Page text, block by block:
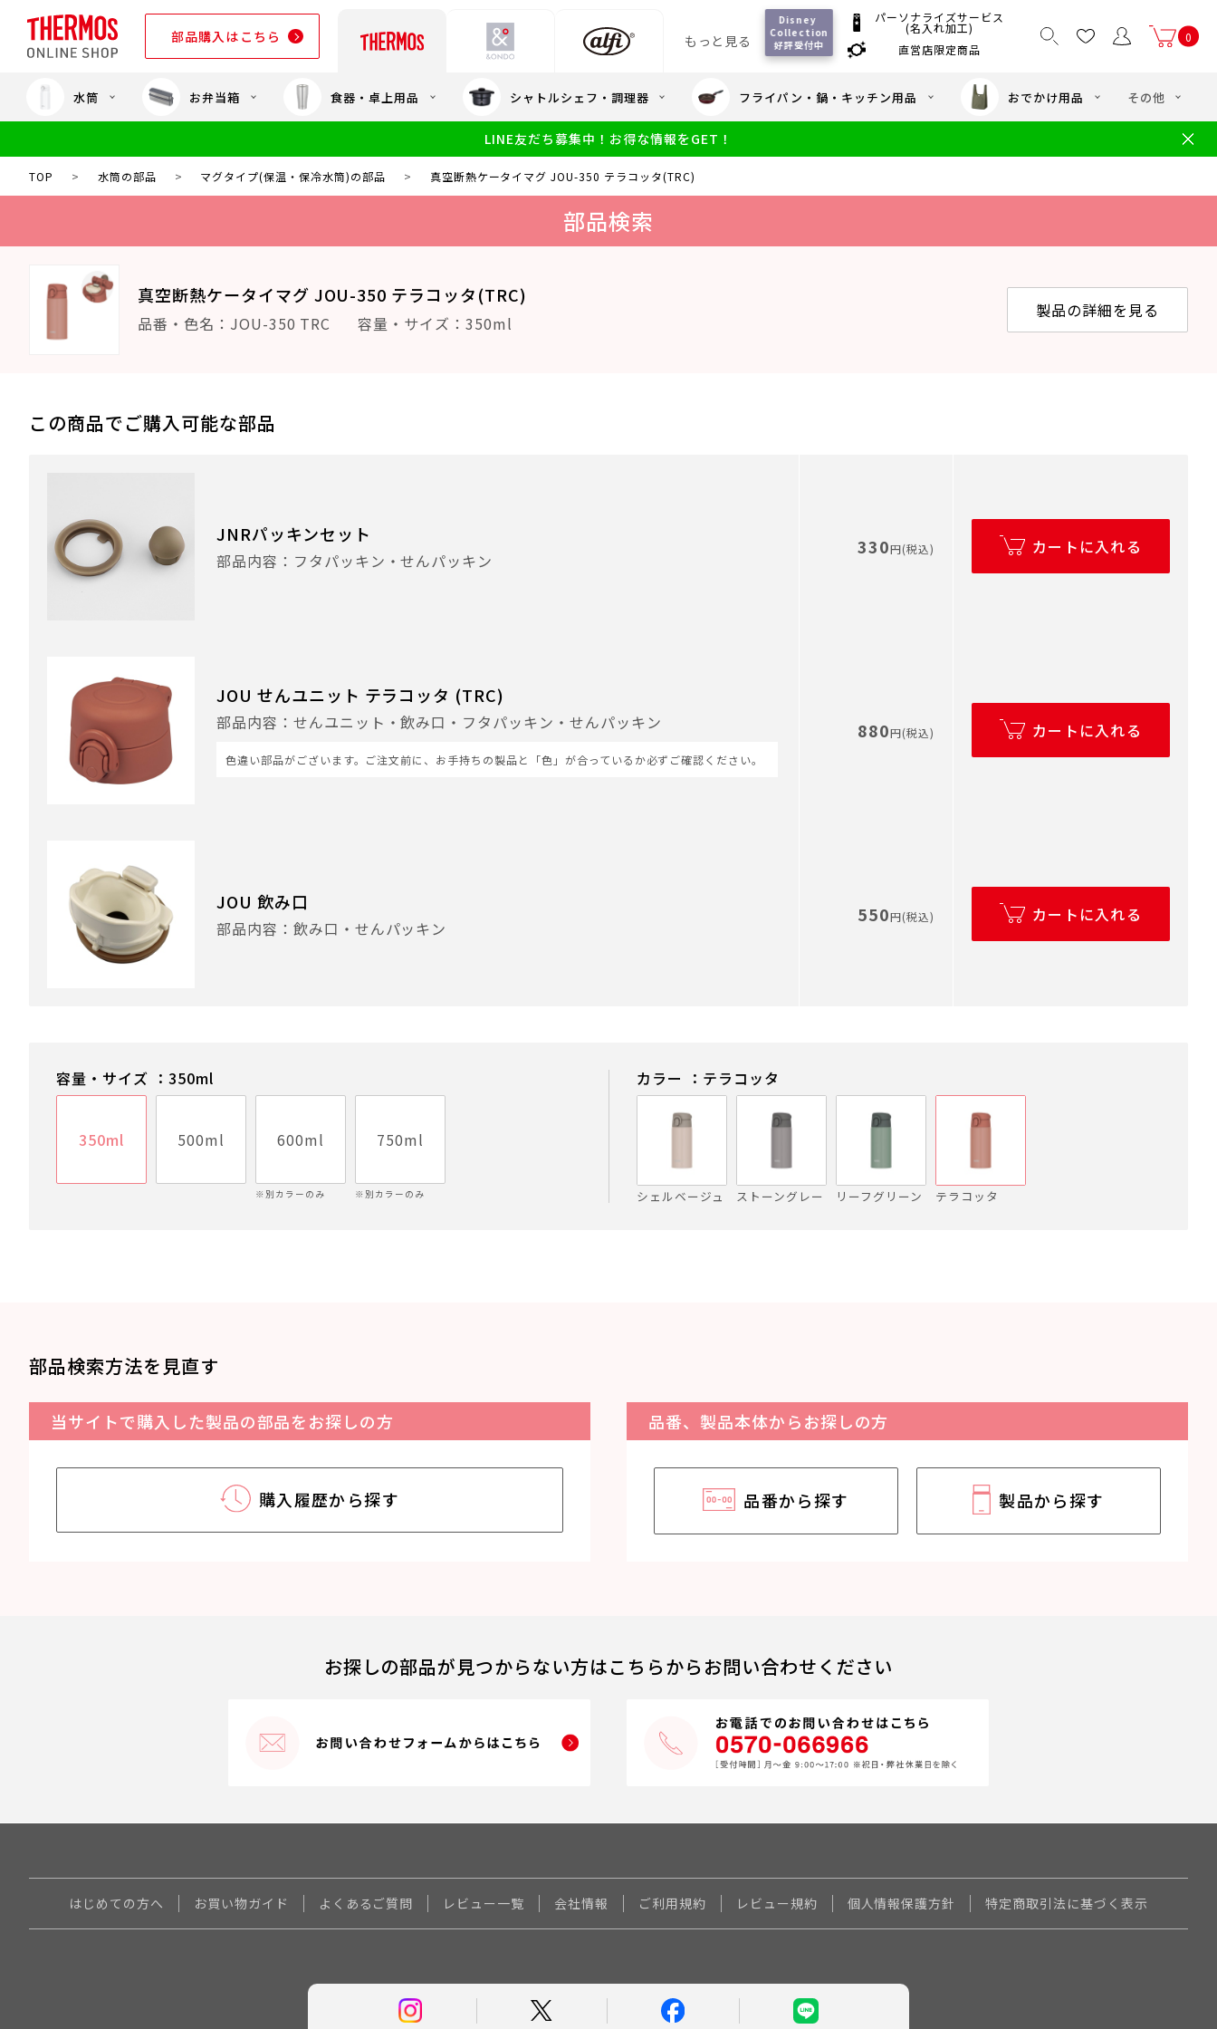
部品購入はこちら もっと見る
以上送料無料
サーモスのeギフト
ギフトのご案内
Disney
Collection
好評受付中
パーソナライズサービス
(名入れ加工)
直営店限定商品
部品購入はこちら
食洗機対応 幼児・園児向け水筒
小学生 中・高学年向け水筒
0
水筒 お弁当箱 食器・卓上用品 シャトルシェフ・調理器 フライパン・鍋・キッチン用品 おでかけ用品 その他
LINE友だち募集中！お得な情報をGET！
TOP > 水筒の部品 > マグタイプ(保温・保冷水筒)の部品 > 真空断熱ケータイマグ JOU-350 テラコッタ(TRC)
部品検索
真空断熱ケータイマグ JOU-350 テラコッタ(TRC)
品番・色名：JOU-350 TRC 容量・サイズ：350ml
製品の詳細を見る
この商品でご購入可能な部品
JNRパッキンセット
部品内容：フタパッキン・せんパッキン
330円(税込) カートに入れる
JOU せんユニット テラコッタ (TRC)
部品内容：せんユニット・飲み口・フタパッキン・せんパッキン
色違い部品がございます。ご注文前に、お手持ちの製品と「色」が合っているか必ずご確認ください。
880円(税込) カートに入れる
JOU 飲み口
部品内容：飲み口・せんパッキン
550円(税込) カートに入れる
容量・サイズ ：350ml
350ml 500ml 600ml
※別カラーのみ
750ml
※別カラーのみ
カラー ：テラコッタ
シェルベージュ ストーングレー リーフグリーン テラコッタ
部品検索方法を見直す
当サイトで購入した製品の部品をお探しの方
購入履歴から探す
品番、製品本体からお探しの方
品番から探す 製品から探す
お探しの部品が見つからない方はこちらからお問い合わせください
はじめての方へ お買い物ガイド よくあるご質問 レビュー一覧 会社情報 ご利用規約 レビュー規約 個人情報保護方針 特定商取引法に基づく表示